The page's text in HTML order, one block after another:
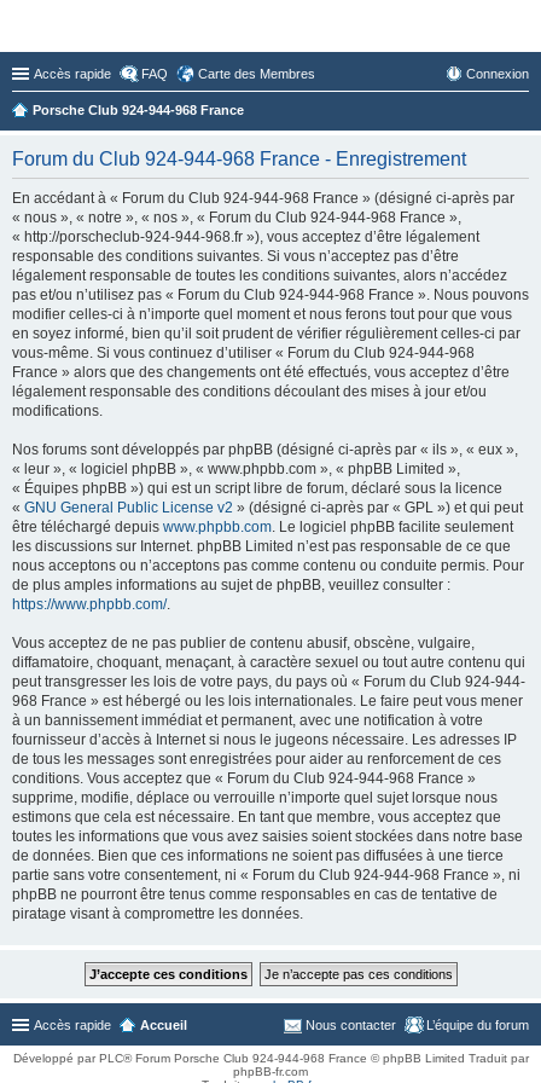
Accès rapide FAQ Carte des Membres Connexion
Porsche Club 924-944-968 France
Forum du Club 924-944-968 France - Enregistrement
En accédant à « Forum du Club 924-944-968 France » (désigné ci-après par
« nous », « notre », « nos », « Forum du Club 924-944-968 France »,
« http://porscheclub-924-944-968.fr »), vous acceptez d’être légalement
responsable des conditions suivantes. Si vous n’acceptez pas d’être
légalement responsable de toutes les conditions suivantes, alors n’accédez
pas et/ou n’utilisez pas « Forum du Club 924-944-968 France ». Nous pouvons
modifier celles-ci à n’importe quel moment et nous ferons tout pour que vous
en soyez informé, bien qu’il soit prudent de vérifier régulièrement celles-ci par
vous-même. Si vous continuez d’utiliser « Forum du Club 924-944-968
France » alors que des changements ont été effectués, vous acceptez d’être
légalement responsable des conditions découlant des mises à jour et/ou
modifications.
Nos forums sont développés par phpBB (désigné ci-après par « ils », « eux »,
« leur », « logiciel phpBB », « www.phpbb.com », « phpBB Limited »,
« Équipes phpBB ») qui est un script libre de forum, déclaré sous la licence
« GNU General Public License v2 » (désigné ci-après par « GPL ») et qui peut
être téléchargé depuis www.phpbb.com. Le logiciel phpBB facilite seulement
les discussions sur Internet. phpBB Limited n’est pas responsable de ce que
nous acceptons ou n’acceptons pas comme contenu ou conduite permis. Pour
de plus amples informations au sujet de phpBB, veuillez consulter :
https://www.phpbb.com/.
Vous acceptez de ne pas publier de contenu abusif, obscène, vulgaire,
diffamatoire, choquant, menaçant, à caractère sexuel ou tout autre contenu qui
peut transgresser les lois de votre pays, du pays où « Forum du Club 924-944-
968 France » est hébergé ou les lois internationales. Le faire peut vous mener
à un bannissement immédiat et permanent, avec une notification à votre
fournisseur d’accès à Internet si nous le jugeons nécessaire. Les adresses IP
de tous les messages sont enregistrées pour aider au renforcement de ces
conditions. Vous acceptez que « Forum du Club 924-944-968 France »
supprime, modifie, déplace ou verrouille n’importe quel sujet lorsque nous
estimons que cela est nécessaire. En tant que membre, vous acceptez que
toutes les informations que vous avez saisies soient stockées dans notre base
de données. Bien que ces informations ne soient pas diffusées à une tierce
partie sans votre consentement, ni « Forum du Club 924-944-968 France », ni
phpBB ne pourront être tenus comme responsables en cas de tentative de
piratage visant à compromettre les données.
Accès rapide Accueil L’équipe du forum
Nous contacter
Développé par PLC® Forum Porsche Club 924-944-968 France © phpBB Limited Traduit par
phpBB-fr.com